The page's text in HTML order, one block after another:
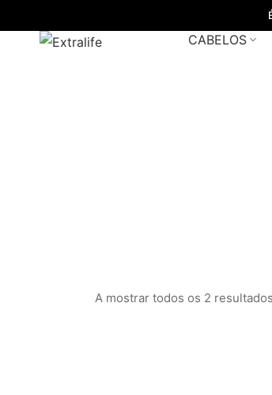
CABELOS
A mostrar todos os 2 resultados